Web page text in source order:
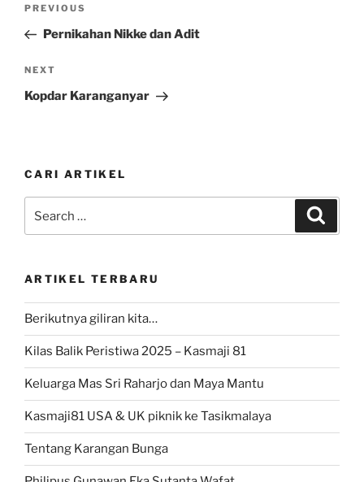
Previous
Post
PREVIOUS
Pernikahan Nikke dan Adit
Next
Post
NEXT
Kopdar Karanganyar
CARI ARTIKEL
ARTIKEL TERBARU
Berikutnya giliran kita…
Kilas Balik Peristiwa 2025 – Kasmaji 81
Keluarga Mas Sri Raharjo dan Maya Mantu
Kasmaji81 USA & UK piknik ke Tasikmalaya
Tentang Karangan Bunga